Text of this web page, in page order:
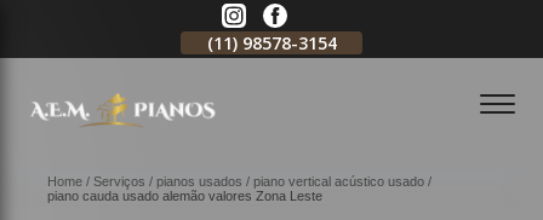
(11) 98578-3154
Home Serviços pianos usados
piano vertical acústico usado
piano cauda usado alemão valores Zona Leste